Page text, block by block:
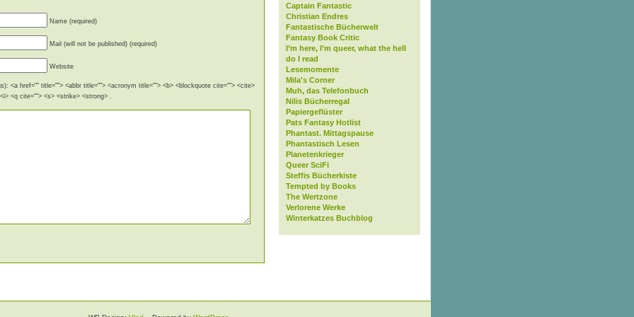
Captain Fantastic
Christian Endres
Fantastische Bücherwelt
Fantasy Book Critic
I’m here, I’m queer, what the hell
do I read
Lesemomente
Mila's Corner
Muh, das Telefonbuch
Nilis Bücherregal
Papiergeflüster
Pats Fantasy Hotlist
Phantast. Mittagspause
Phantastisch Lesen
Planetenkrieger
Queer SciFi
Steffis Bücherkiste
Tempted by Books
The Wertzone
Verlorene Werke
Winterkatzes Buchblog
Name (required)
Mail (will not be published) (required)
Website
<a href="" title=""> <abbr title=""> <acronym title=""> <b> <blockquote cite=""> <cite>
<q cite=""> <s> <strike> <strong> .